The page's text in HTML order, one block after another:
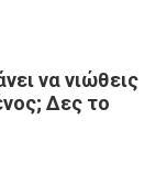
να νιώθεις
Δες το